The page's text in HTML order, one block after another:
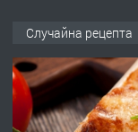
Случайна рецепта